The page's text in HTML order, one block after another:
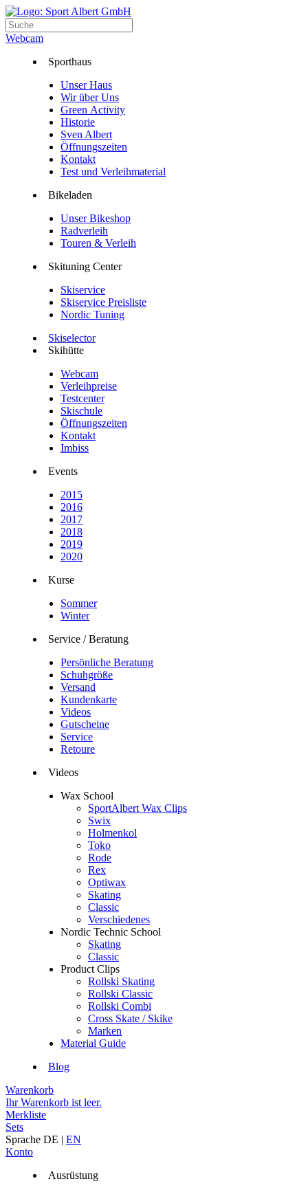
Webcam
Sporthaus
Unser Haus
Wir über Uns
Green Activity
Historie
Sven Albert
Öffnungszeiten
Kontakt
Test und Verleihmaterial
Bikeladen
Unser Bikeshop
Radverleih
Touren & Verleih
Skituning Center
Skiservice
Skiservice Preisliste
Nordic Tuning
Skiselector
Skihütte
Webcam
Verleihpreise
Testcenter
Skischule
Öffnungszeiten
Kontakt
Imbiss
Events
2015
2016
2017
2018
2019
2020
Kurse
Sommer
Winter
Service / Beratung
Persönliche Beratung
Schuhgröße
Versand
Kundenkarte
Videos
Gutscheine
Service
Retoure
Videos
Wax School
SportAlbert Wax Clips
Swix
Holmenkol
Toko
Rode
Rex
Optiwax
Skating
Classic
Verschiedenes
Nordic Technic School
Skating
Classic
Product Clips
Rollski Skating
Rollski Classic
Rollski Combi
Cross Skate / Skike
Marken
Material Guide
Blog
Warenkorb
Ihr Warenkorb ist leer.
Merkliste
Sets
Sprache DE | EN
Konto
Ausrüstung